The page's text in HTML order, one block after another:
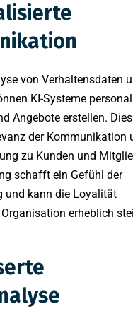
von Verhaltensdaten
KI-Systeme
Angebote erstellen. Dies
der Kommunikation
zu Kunden und
schafft ein Gefühl der
und kann die Loyalität
erheblich